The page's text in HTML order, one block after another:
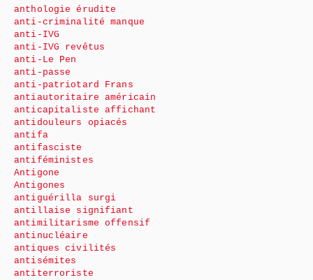
anthologie érudite
anti-criminalité manque
anti-IVG
anti-IVG revêtus
anti-Le Pen
anti-passe
anti-patriotard Frans
antiautoritaire américain
anticapitaliste affichant
antidouleurs opiacés
antifa
antifasciste
antiféministes
Antigone
Antigones
antiguérilla surgi
antillaise signifiant
antimilitarisme offensif
antinucléaire
antiques civilités
antisémites
antiterroriste